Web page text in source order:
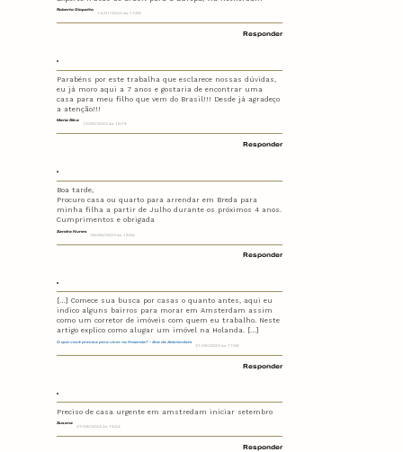
Roberto Giopatto
14/01/2023 às 17:05
Responder
Maria Silva
12/02/2023 às 10:19
Parabéns por este trabalha que esclarece nossas dúvidas,
eu já moro aqui a 7 anos e gostaria de encontrar uma
casa para meu filho que vem do Brasil!!! Desde já agradeço
a atenção!!!
Responder
Sandra Nunes
06/05/2023 às 19:00
Boa tarde,
Procuro casa ou quarto para arrendar em Breda para
minha filha a partir de Julho durante os próximos 4 anos.
Cumprimentos e obrigada
Responder
O que você precisa para viver na Holanda? - Ana de Amsterdam
31/05/2023 às 17:56
[…] Comece sua busca por casas o quanto antes, aqui eu
indico alguns bairros para morar em Amsterdam assim
como um corretor de imóveis com quem eu trabalho. Neste
artigo explico como alugar um imóvel na Holanda. […]
Responder
Susana
27/08/2023 às 19:22
Preciso de casa urgente em amstredam iniciar setembro
Responder